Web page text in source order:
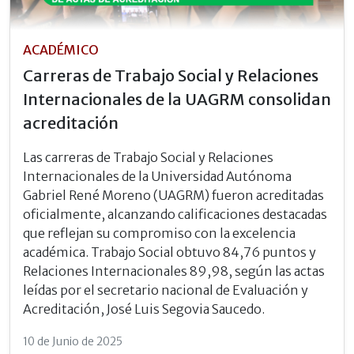
ACADÉMICO
Carreras de Trabajo Social y Relaciones
Internacionales de la UAGRM consolidan
acreditación
Las carreras de Trabajo Social y Relaciones
Internacionales de la Universidad Autónoma
Gabriel René Moreno (UAGRM) fueron acreditadas
oficialmente, alcanzando calificaciones destacadas
que reflejan su compromiso con la excelencia
académica. Trabajo Social obtuvo 84,76 puntos y
Relaciones Internacionales 89,98, según las actas
leídas por el secretario nacional de Evaluación y
Acreditación, José Luis Segovia Saucedo.
10 de Junio de 2025